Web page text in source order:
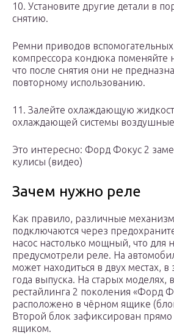
10. Установите другие детали в
снятию.
Ремни приводов вспомогательных
компрессора кондюка поменяйте
что после снятия они не
повторному использованию.
11. Залейте охлаждающую
охлаждающей системы
Это интересно: Форд Фокус 2
кулисы (видео)
Зачем нужно реле
Как правило, различные
подключаются через
насос настолько мощный, что для
предусмотрели реле. На
может находиться в двух местах, в
года выпуска. На старых
рестайлинга 2 поколения «Форд
расположено в чёрном ящике
Второй блок зафиксирован
ящиком.